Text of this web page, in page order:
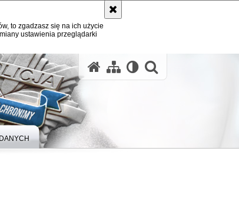
to zgadzasz się na ich użycie
ustawienia przeglądarki